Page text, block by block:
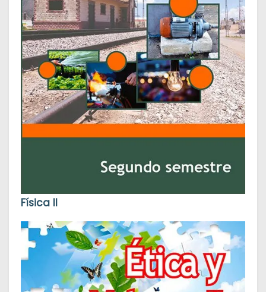
Física II